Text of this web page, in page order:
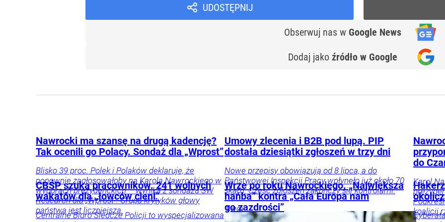
UDOSTĘPNIJ
Obserwuj nas w Google News
Dodaj jako źródło w Google
Nawrocki ma szansę na drugą kadencję?
Tak ocenili go Polacy. Sondaż dla „Wprost”
Blisko 39 proc. Polek i Polaków deklaruje, że
ponownie zagłosowałoby na Karola Nawrockiego w
wyborach prezydenckich – wynika z sondażu SW
Research dla „Wprost”. Grupa krytyków głowy
państwa jest liczniejsza.
Umowy zlecenia i B2B pod lupą. PIP
dostała dziesiątki zgłoszeń w trzy dni
Nowe przepisy obowiązują od 8 lipca, a do
Państwowej Inspekcji Pracy wpłynęło już około 70
skarg. Część zgłoszeń zakończy się kontrolami.
Twój
portfelPraca
do
Karol
koalicji
CBŚP szuka pracowników. 241 wolnych
wakatów dla „łowców cieni”
Centralne Biuro Śledcze Policji to wyspecjalizowana
Wrze po roku Nawrockiego. „Największa
hańba” kontra „Cała Europa nam
go zazdrości”